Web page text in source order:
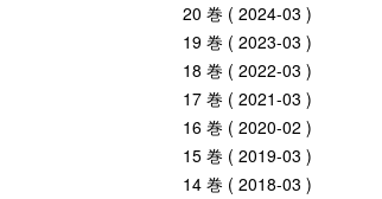
20 巻 ( 2024-03 )
19 巻 ( 2023-03 )
18 巻 ( 2022-03 )
17 巻 ( 2021-03 )
16 巻 ( 2020-02 )
15 巻 ( 2019-03 )
14 巻 ( 2018-03 )